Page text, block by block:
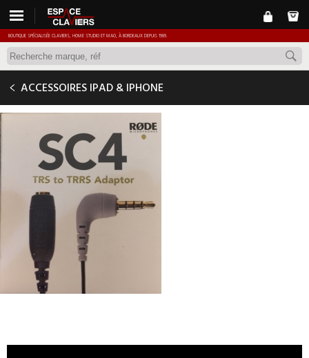
BOUTIQUE SPÉCIALISÉE CLAVIERS, HOME STUDIO ET MAO, À BORDEAUX DEPUIS 1989.
ACCESSOIRES IPAD & IPHONE
RODE SC4